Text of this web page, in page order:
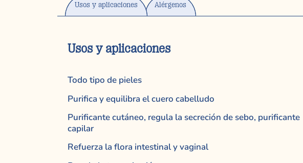
Usos y aplicaciones Alérgenos
Usos y aplicaciones
Todo tipo de pieles
Purifica y equilibra el cuero cabelludo
Purificante cutáneo, regula la secreción de sebo, purificante
capilar
Refuerza la flora intestinal y vaginal